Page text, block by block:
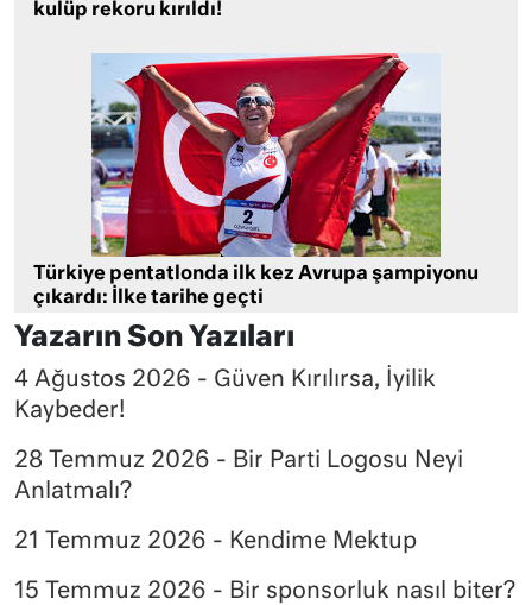
kulüp rekoru kırıldı!
Türkiye pentatlonda ilk kez Avrupa şampiyonu
çıkardı: İlke tarihe geçti
Yazarın Son Yazıları
4 Ağustos 2026 - Güven Kırılırsa, İyilik
Kaybeder!
28 Temmuz 2026 - Bir Parti Logosu Neyi
Anlatmalı?
21 Temmuz 2026 - Kendime Mektup
15 Temmuz 2026 - Bir sponsorluk nasıl biter?